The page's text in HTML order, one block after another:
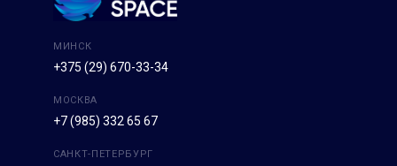
МИНСК
+375 (29) 670-33-34
МОСКВА
+7 (985) 332 65 67
САНКТ-ПЕТЕРБУРГ